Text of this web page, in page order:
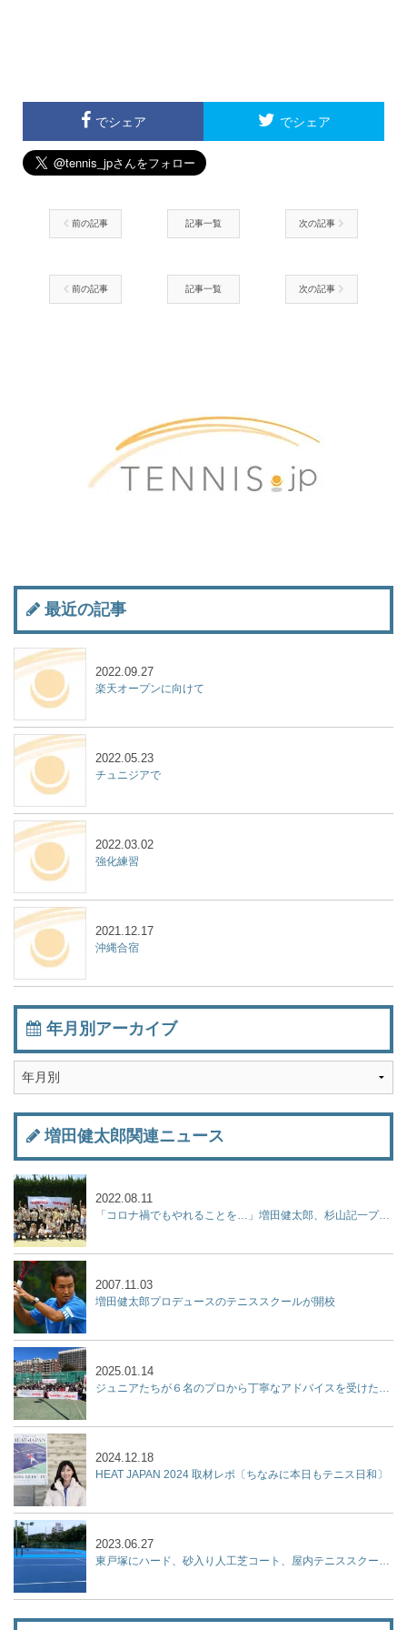
でシェア でシェア
前の記事 記事一覧 次の記事
前の記事 記事一覧 次の記事
最近の記事
楽天オープンに向けて
2022.09.27
チュニジアで
2022.05.23
強化練習
2022.03.02
沖縄合宿
2021.12.17
年月別アーカイブ
増田健太郎関連ニュース
「コロナ禍でもやれることを…」増田健太郎、杉山記一プロらが「ジュニア強化練習会」を開催！
2022.08.11
増田健太郎プロデュースのテニススクールが開校
2007.11.03
ジュニアたちが６名のプロから丁寧なアドバイスを受けた２時間『杉山記一強化練習会 2025 supported by リポビタン』開催
2025.01.14
HEAT JAPAN 2024 取材レポ〔ちなみに本日もテニス日和〕
2024.12.18
東戸塚にハード、砂入り人工芝コート、屋内テニススクール、フットサルコートを集結させた『KPI PARK』が７月9日オープン！
2023.06.27